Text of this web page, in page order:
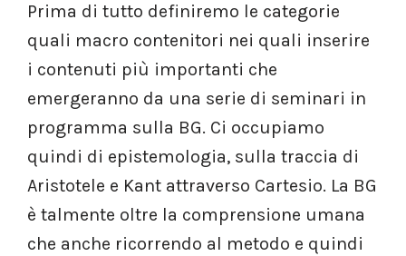
Prima di tutto definiremo le categorie
quali macro contenitori nei quali inserire
i contenuti più importanti che
emergeranno da una serie di seminari in
programma sulla BG. Ci occupiamo
quindi di epistemologia, sulla traccia di
Aristotele e Kant attraverso Cartesio. La BG
è talmente oltre la comprensione umana
che anche ricorrendo al metodo e quindi